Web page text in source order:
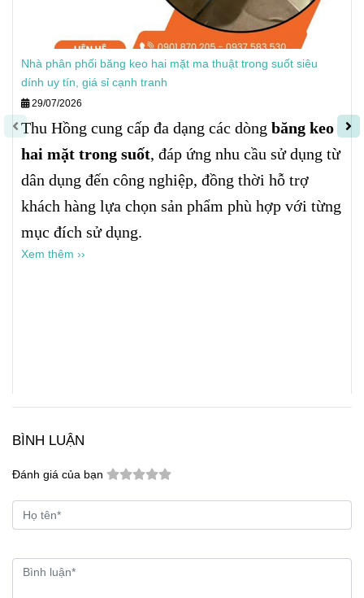
Nhà phân phối băng keo hai mặt ma thuật trong suốt siêu
dính uy tín, giá sỉ cạnh tranh
29/07/2026
Thu Hồng cung cấp đa dạng các dòng băng keo
hai mặt trong suốt, đáp ứng nhu cầu sử dụng từ
dân dụng đến công nghiệp, đồng thời hỗ trợ
khách hàng lựa chọn sản phẩm phù hợp với từng
mục đích sử dụng.
Xem thêm ››
BÌNH LUẬN
Đánh giá của bạn